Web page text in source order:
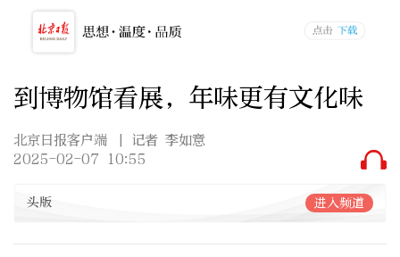
到博物馆看展，年味更有文化味
北京日报客户端
| 记者 李如意
2025-02-07 10:55
头版 进入频道